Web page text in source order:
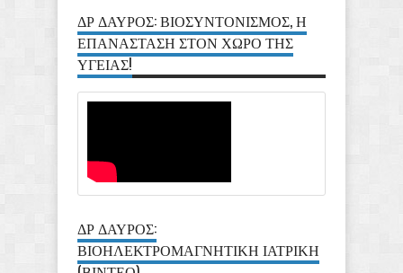
ΔΡ ΔΑΥΡΟΣ: ΒΙΟΣΥΝΤΟΝΙΣΜΟΣ, Η
ΕΠΑΝΑΣΤΑΣΗ ΣΤΟΝ ΧΩΡΟ ΤΗΣ
ΥΓΕΙΑΣ!
ΔΡ ΔΑΥΡΟΣ:
ΒΙΟΗΛΕΚΤΡΟΜΑΓΝΗΤΙΚΗ ΙΑΤΡΙΚΗ